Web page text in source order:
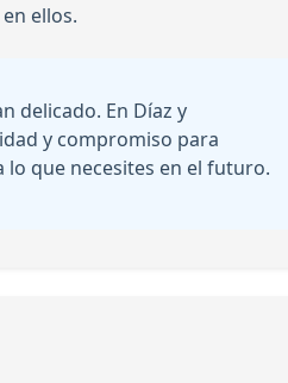
ellos.
delicado. En Díaz y
y compromiso para
lo que necesites en el futuro.